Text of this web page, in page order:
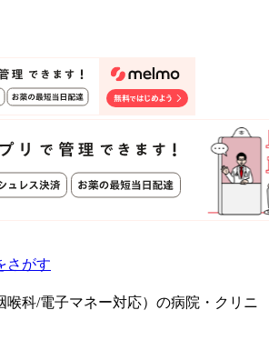
さがす
喉科/電子マネー対応）の病院・クリニ